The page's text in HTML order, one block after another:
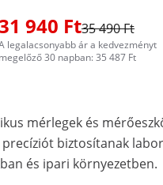
31 940 Ft35 490 Ft
legalacsonyabb ár a kedvezményt
megelőző 30 napban: 35 487 Ft
mérlegek és
precíziót biztosítanak
és ipari környezetben.